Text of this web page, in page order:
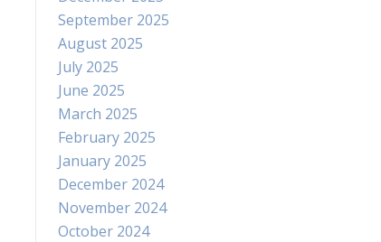
September 2025
August 2025
July 2025
June 2025
March 2025
February 2025
January 2025
December 2024
November 2024
October 2024